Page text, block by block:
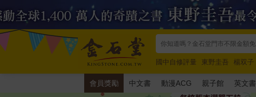
國中自修評量 東野圭吾 楊双子
唯紅花綻放
奧德賽 路邊攤新作
會員獎勵 中文書 動漫ACG 親子館 英文書